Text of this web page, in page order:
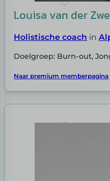
Louisa van der
Holistische coach in
Doelgroep: Burn-out,
Naar premium memberpagina